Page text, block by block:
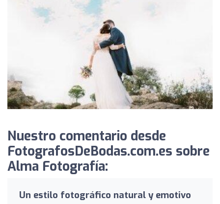
Nuestro comentario desde
FotografosDeBodas.com.es sobre
Alma Fotografía:
Un estilo fotográfico natural y emotivo